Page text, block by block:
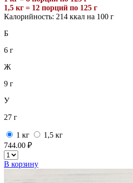
1,5 кг = 12 порций по 125 г
Калорийность: 214 ккал на 100 г
Б
6 г
Ж
9 г
У
27 г
1 кг
1,5 кг
744.00 ₽
В корзину